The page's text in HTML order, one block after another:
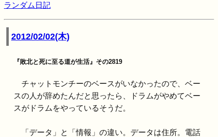
ランダム日記
2012/02/02(木)
『敗北と死に至る道が生活』その2819
チャットモンチーのベースがいなかったので、ベー
スの人が辞めたんだと思ったら、ドラムがやめてベー
スがドラムをやっているそうだ。
「データ」と「情報」の違い。データは住所。電話